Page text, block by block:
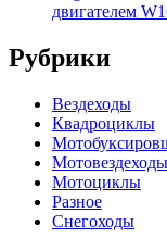
двигателем
Рубрики
Вездеходы
Квадроциклы
Мотовездеходы
Мотоциклы
Разное
Снегоходы